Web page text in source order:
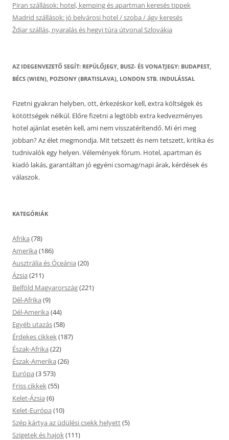
Piran szállások: hotel, kemping és apartman keresés tippek
Madrid szállások: jó belvárosi hotel / szoba / ágy keresés
Ždiar szállás, nyaralás és hegyi túra útvonal Szlovákia
AZ IDEGENVEZETŐ SEGÍT: REPÜLŐJEGY, BUSZ- ÉS VONATJEGY: BUDAPEST,
BÉCS (WIEN), POZSONY (BRATISLAVA), LONDON STB. INDULÁSSAL
Fizetni gyakran helyben, ott, érkezéskor kell, extra költségek és
kötöttségek nélkül. Előre fizetni a legtöbb extra kedvezményes
hotel ajánlat esetén kell, ami nem visszatérítendő. Mi éri meg
jobban? Az élet megmondja. Mit tetszett és nem tetszett, kritika és
tudnivalók egy helyen. Vélemények fórum. Hotel, apartman és
kiadó lakás, garantáltan jó egyéni csomag/napi árak, kérdések és
válaszok.
KATEGÓRIÁK
Afrika (78)
Amerika (186)
Ausztrália és Óceánia (20)
Ázsia (211)
Belföld Magyarország(221)
Dél-Afrika (9)
Dél-Amerika (44)
Egyéb utazás(58)
Érdekes cikkek(187)
Észak-Afrika (22)
Észak-Amerika (26)
Európa (3 573)
Friss cikkek(55)
Kelet-Ázsia (6)
Kelet-Európa (10)
Szép kártya az üdülési csekk helyett(5)
Szigetek és hajok(111)